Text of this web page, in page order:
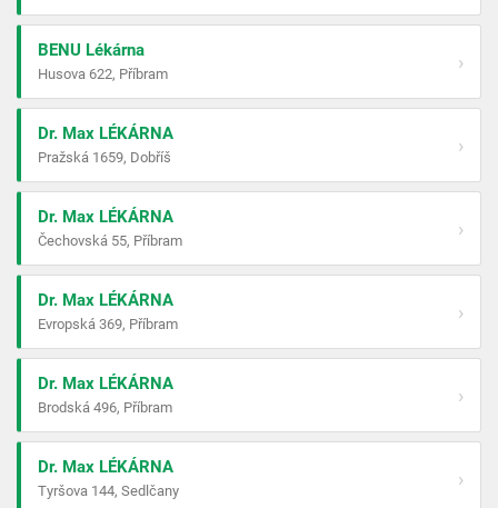
BENU Lékárna
Husova 622, Příbram
›
Dr. Max LÉKÁRNA
Pražská 1659, Dobříš
›
Dr. Max LÉKÁRNA
Čechovská 55, Příbram
›
Dr. Max LÉKÁRNA
Evropská 369, Příbram
›
Dr. Max LÉKÁRNA
Brodská 496, Příbram
›
Dr. Max LÉKÁRNA
Tyršova 144, Sedlčany
›